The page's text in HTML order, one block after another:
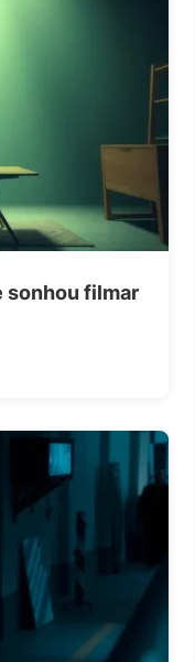
sonhou filmar